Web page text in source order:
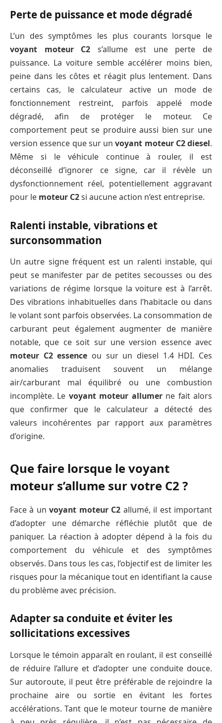
Perte de puissance et mode dégradé
L’un des symptômes les plus courants lorsque le
voyant moteur C2 s’allume est une perte de
puissance. La voiture semble accélérer moins bien,
peine dans les côtes et réagit plus lentement. Dans
certains cas, le calculateur active un mode de
fonctionnement restreint, parfois appelé mode
dégradé, afin de protéger le moteur. Ce
comportement peut se produire aussi bien sur une
version essence que sur unvoyant moteur C2 diesel.
Même si le véhicule continue à rouler, il est
déconseillé d’ignorer ce signe, car il révèle un
dysfonctionnement réel, potentiellement aggravant
pour le moteur C2si aucune action n’est entreprise.
Ralenti instable, vibrations et
surconsommation
Un autre signe fréquent est un ralenti instable, qui
peut se manifester par de petites secousses ou des
variations de régime lorsque la voiture est à l’arrêt.
Des vibrations inhabituelles dans l’habitacle ou dans
le volant sont parfois observées. La consommation de
carburant peut également augmenter de manière
notable, que ce soit sur une version essence avec
moteur C2 essence ou sur un diesel 1.4 HDI. Ces
anomalies traduisent souvent un mélange
air/carburant mal équilibré ou une combustion
incomplète. Le voyant moteur allumerne fait alors
que confirmer que le calculateur a détecté des
valeurs incohérentes par rapport aux paramètres
d’origine.
Que faire lorsque le voyant
moteur s’allume sur votre C2 ?
Face à unvoyant moteur C2 allumé, il est important
d’adopter une démarche réfléchie plutôt que de
paniquer. La réaction à adopter dépend à la fois du
comportement du véhicule et des symptômes
observés. Dans tous les cas, l’objectif est de limiter les
risques pour la mécanique tout en identifiant la cause
du problème avec précision.
Adapter sa conduite et éviter les
sollicitations excessives
Lorsque le témoin apparaît en roulant, il est conseillé
de réduire l’allure et d’adopter une conduite douce.
Sur autoroute, il peut être préférable de rejoindre la
prochaine aire ou sortie en évitant les fortes
accélérations. Tant que le moteur tourne de manière